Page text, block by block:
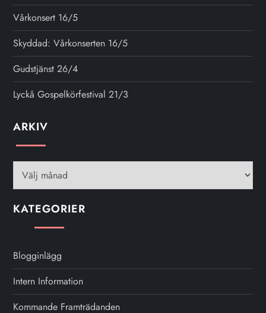
Vårkonsert 16/5
Skyddad: Vårkonserten 16/5
Gudstjänst 26/4
Lyckå Gospelkörfestival 21/3
ARKIVArkiv
KATEGORIER
Blogginlägg
Intern Information
Kommande Framträdanden